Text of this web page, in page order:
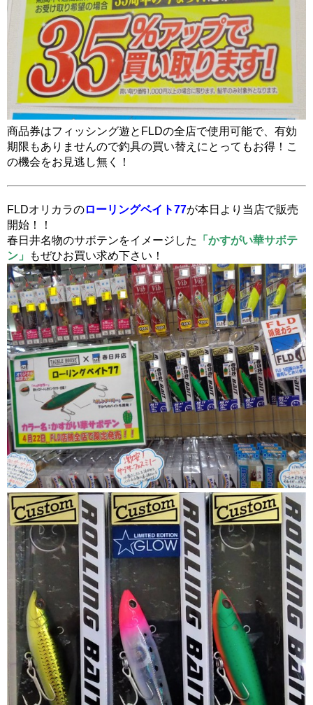
商品券はフィッシング遊とFLDの全店で使用可能で、有効
期限もありませんので釣具の買い替えにとってもお得！ こ
の機会をお見逃し無く！
FLDオリカラのローリングベイト77が本日より当店で販売
開始！！
春日井名物のサボテンをイメージした
「かすがい華サボテ
ン」
もぜひお買い求め下さい！